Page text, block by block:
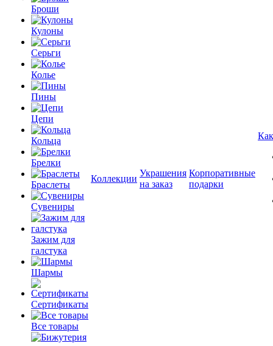
Броши
Кулоны
Серьги
Колье
Пины
Цепи
Кольца
Брелки
Браслеты
Сувениры
Зажим для
галстука
Шармы
Сертификаты
Все товары
Коллекции
Украшения
на заказ
Корпоративные
подарки